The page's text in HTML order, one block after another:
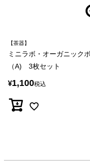
【茶器】
ミニラボ・オーガニック
（A) 3枚セット
¥1,100税込